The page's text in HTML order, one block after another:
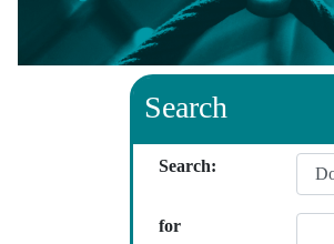
Search
Search:
for